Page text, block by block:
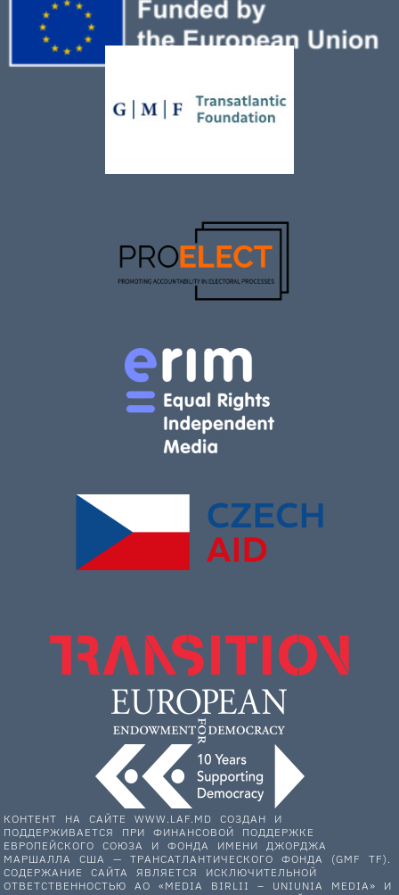
КОНТЕНТ НА САЙТЕ WWW.LAF.MD СОЗДАН И
ПОДДЕРЖИВАЕТСЯ ПРИ ФИНАНСОВОЙ ПОДДЕРЖКЕ
ЕВРОПЕЙСКОГО СОЮЗА И ФОНДА ИМЕНИ ДЖОРДЖА
МАРШАЛЛА США — ТРАНСАТЛАНТИЧЕСКОГО ФОНДА (GMF TF).
СОДЕРЖАНИЕ САЙТА ЯВЛЯЕТСЯ ИСКЛЮЧИТЕЛЬНОЙ
ОТВЕТСТВЕННОСТЬЮ АО «MEDIA BIRLII – UNIUNIA MEDIA» И